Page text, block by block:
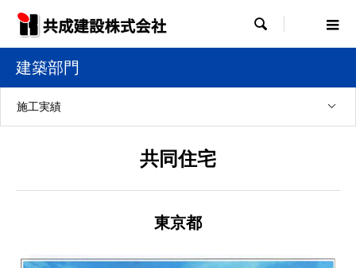

建築部門
施工実績
共同住宅
東京都